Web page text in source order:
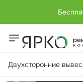
Двухсторонние